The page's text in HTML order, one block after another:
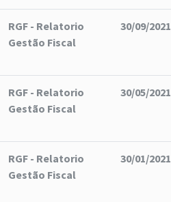
RGF - Relatorio
Gestão Fiscal
30/09/2021
RGF - Relatorio
Gestão Fiscal
30/05/2021
RGF - Relatorio
Gestão Fiscal
30/01/2021